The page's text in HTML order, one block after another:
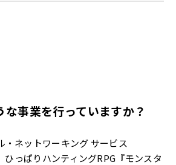
な事業を行っていますか？
・ネットワーキング サービス
ひっぱりハンティングRPG『モンスタ